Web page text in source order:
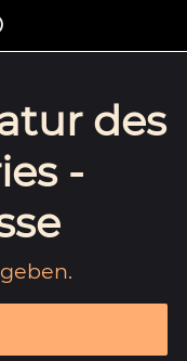
des
-